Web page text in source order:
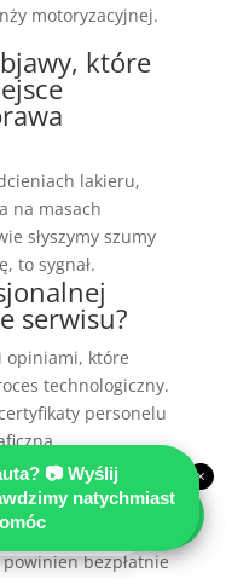
motoryzacyjnej.
które
lakieru,
na masach
słyszymy szumy
to sygnał.
serwisu?
opiniami, które
technologiczny.
personelu
pojazdu
złożenia
bezpłatnie
📷 Wyślij
natychmiast
×
—